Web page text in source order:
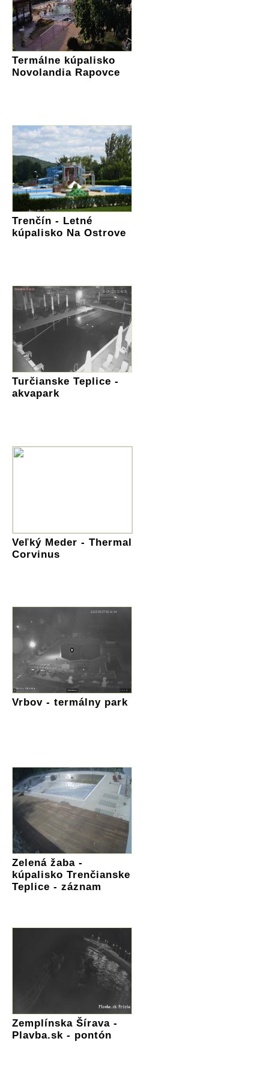
Termálne kúpalisko
Novolandia Rapovce
Trenčín - Letné
kúpalisko Na Ostrove
Turčianske Teplice -
akvapark
Veľký Meder - Thermal
Corvinus
Vrbov - termálny park
Zelená žaba -
kúpalisko Trenčianske
Teplice - záznam
Zemplínska Šírava -
Plavba.sk - pontón